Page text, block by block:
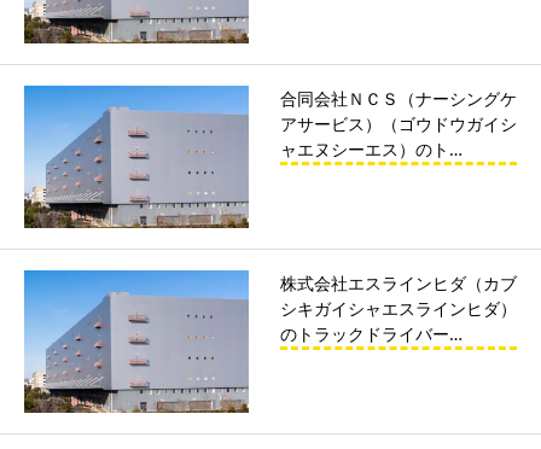
合同会社ＮＣＳ（ナーシングケ
アサービス）（ゴウドウガイシ
ャエヌシーエス）のト…
株式会社エスラインヒダ（カブ
シキガイシャエスラインヒダ）
のトラックドライバー…